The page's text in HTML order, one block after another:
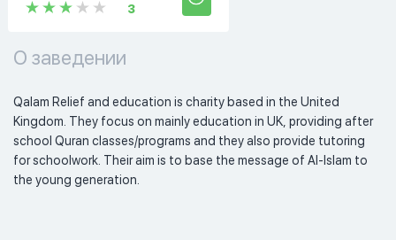
3
О заведении
Qalam Relief and education is charity based in the United
Kingdom. They focus on mainly education in UK, providing after
school Quran classes/programs and they also provide tutoring
for schoolwork. Their aim is to base the message of Al-Islam to
the young generation.